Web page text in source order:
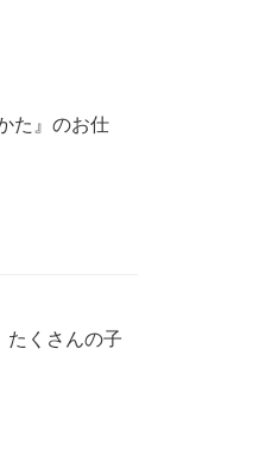
た』のお仕
たくさんの子